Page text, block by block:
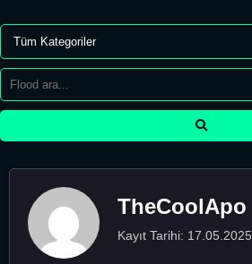
TheCoolApo
Kayıt Tarihi: 17.05.2025